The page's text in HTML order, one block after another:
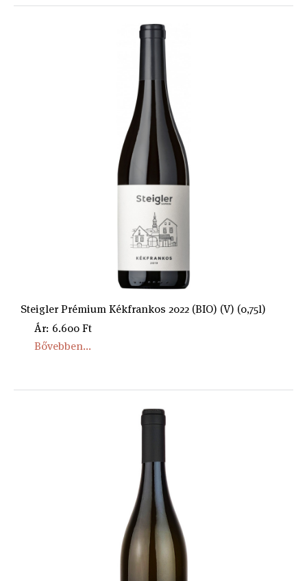
Steigler Prémium Kékfrankos 2022 (BIO) (V) (0,75l)
Ár: 6.600 Ft
Bővebben...